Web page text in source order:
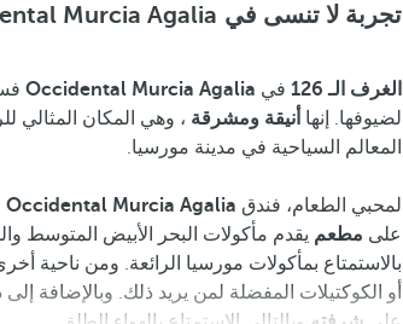
تجربة لا تنسى في Occidental Murcia Agalia
الغرف الـ 126 في Occidental Murcia Agalia
لضيوفها. إنها أنيقة ومشرقة ، وهي المكان المثالي
المعالم السياحية في مدينة مورسيا.
لمحبي الطعام، فندق Occidental Murcia Agalia
على مطعم يقدم مأكولات البحر الأبيض المتوسط
بالاستمتاع بمأكولات مورسيا الرائعة. ومن ناحية
أو الكوكتيلات المفضلة لمن يريد ذلك. وبالإضافة